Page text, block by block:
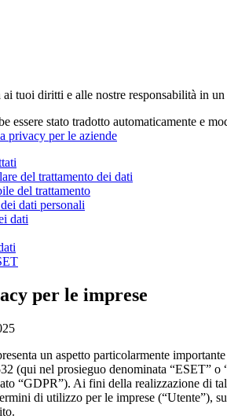
tuoi diritti e alle nostre responsabilità in
essere stato tradotto automaticamente e
privacy per le aziende
del trattamento dei dati
del trattamento
dati personali
dati
per le imprese
un aspetto particolarmente
(qui nel prosieguo denominata “ESET” o
“GDPR”). Ai fini della realizzazione di
di utilizzo per le imprese (“Utente”),